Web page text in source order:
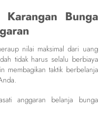
Bunga
nilai maksimal dari uang
tidak harus selalu berbiaya
membagikan taktik berbelanja
anggaran belanja bunga